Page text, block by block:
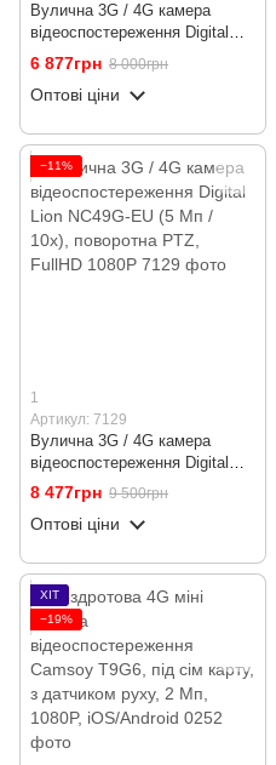
Вулична 3G / 4G камера
відеоспостереження Digital
Lion NC47G-EU (2 Мп / 5x),
поворотна PTZ, FullHD 1080P
6 877грн 8 000грн
Оптові ціни
−11%
1
Артикул: 7129
Вулична 3G / 4G камера
відеоспостереження Digital
Lion NC49G-EU (5 Мп / 10x),
поворотна PTZ, FullHD 1080P
8 477грн 9 500грн
Оптові ціни
ХІТ
−19%